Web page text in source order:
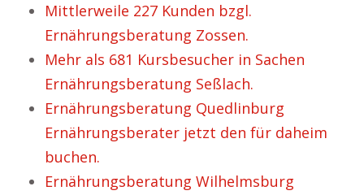
Mittlerweile 227 Kunden bzgl.
Ernährungsberatung Zossen.
Mehr als 681 Kursbesucher in Sachen
Ernährungsberatung Seßlach.
Ernährungsberatung Quedlinburg
Ernährungsberater jetzt den für daheim
buchen.
Ernährungsberatung Wilhelmsburg